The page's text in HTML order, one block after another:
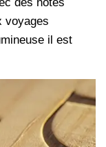
des notes
voyages
il est